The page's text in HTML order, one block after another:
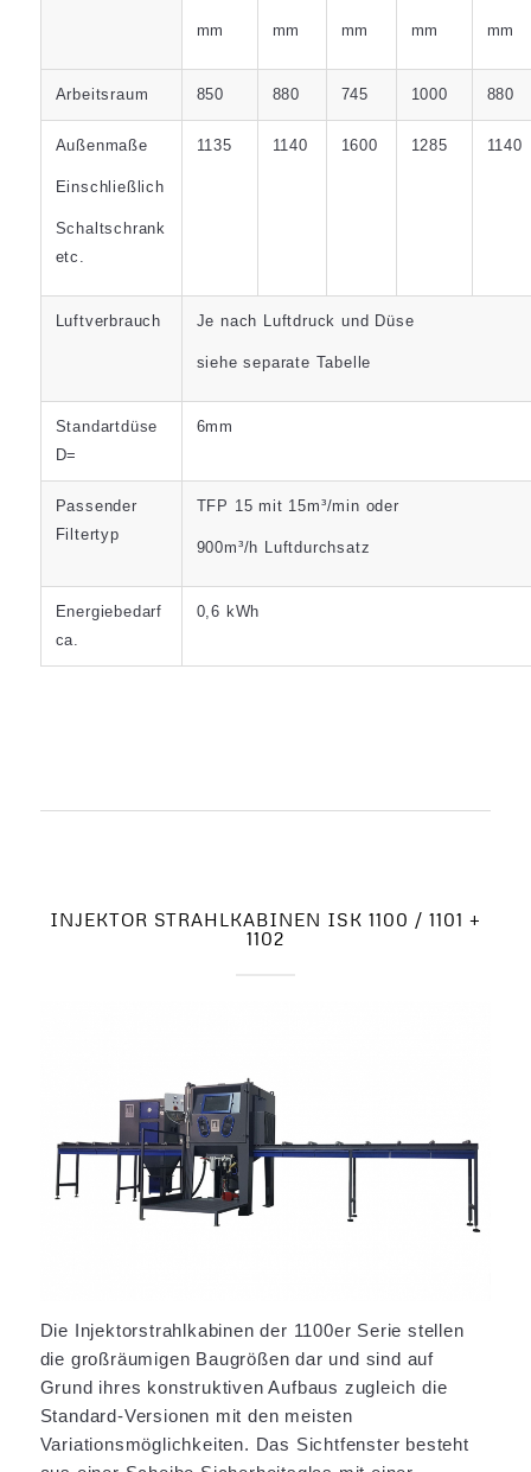
mm mm mm mm mm
Arbeitsraum 850 880 745 1000 880
Außenmaße
Einschließlich
Schaltschrank
etc.
1135 1140 1600 1285 1140
Luftverbrauch Je nach Luftdruck und Düse
siehe separate Tabelle
Standartdüse
D=
6mm
Passender
Filtertyp
TFP 15 mit 15m³/min oder
900m³/h Luftdurchsatz
Energiebedarf
ca.
0,6 kWh
INJEKTOR STRAHLKABINEN ISK 1100 / 1101 +
1102
Die Injektorstrahlkabinen der 1100er Serie stellen
die großräumigen Baugrößen dar und sind auf
Grund ihres konstruktiven Aufbaus zugleich die
Standard-Versionen mit den meisten
Variationsmöglichkeiten. Das Sichtfenster besteht